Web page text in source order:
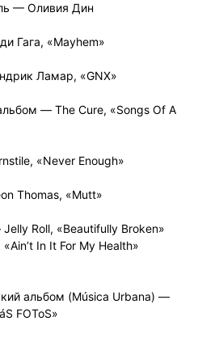
— Оливия Дин
Гага, «Mayhem»
Ламар, «GNX»
— The Cure, «Songs Of A
«Never Enough»
Thomas, «Mutt»
Roll, «Beautifully Broken»
In It For My Health»
альбом (Música Urbana) —
FOToS»